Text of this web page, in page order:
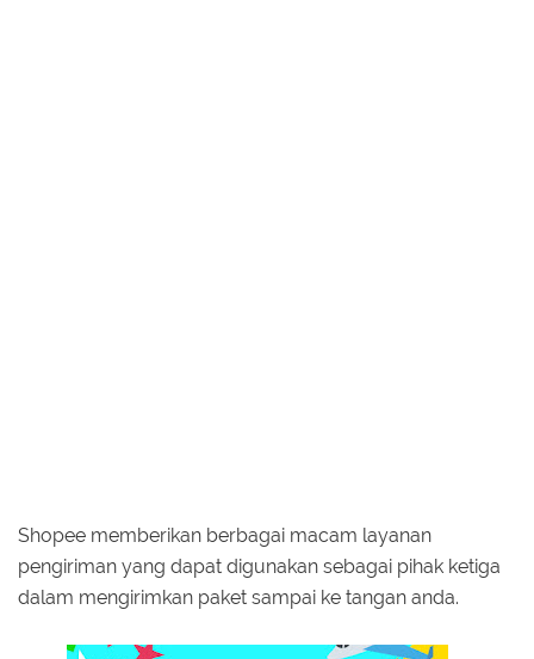
Shopee memberikan berbagai macam layanan
pengiriman yang dapat digunakan sebagai pihak ketiga
dalam mengirimkan paket sampai ke tangan anda.